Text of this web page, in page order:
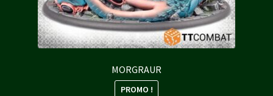
MORGRAUR
PROMO !